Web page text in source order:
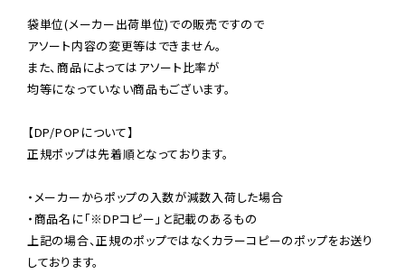
袋単位(メーカー出荷単位)での販売ですので
アソート内容の変更等はできません。
また、商品によってはアソート比率が
均等になっていない商品もございます。
【DP/POPについて】
正規ポップは先着順となっております。
・メーカーからポップの入数が減数入荷した場合
・商品名に「※DPコピー」と記載のあるもの
上記の場合、正規のポップではなくカラーコピーのポップをお送り
しております。